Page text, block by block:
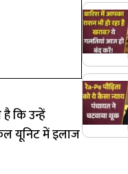
कि उन्हें
यूनिट में इलाज